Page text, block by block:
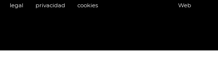
legal
privacidad
cookies
Web